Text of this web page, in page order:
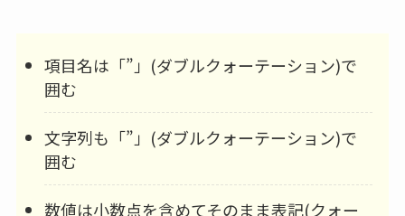
項目名は「”」(ダブルクォーテーション)で
囲む
文字列も「”」(ダブルクォーテーション)で
囲む
数値は小数点を含めてそのまま表記(クォー